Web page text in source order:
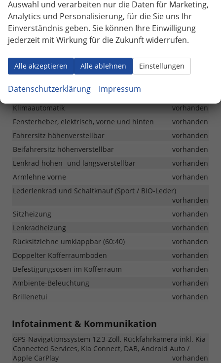
Antriebsart
Verbrennungsmotor (ICE)
Anzahl Sitzplätze
Anzahl Türen
5-türig
Serienausstattungen
Innen
Klimaautomatik
vorhanden
Fensterheber, elektrisch, vorne und hinten
vorhanden
Fahrersitz höhenverstellbar
vorhanden
Beifahrersitz höhenverstellbar
vorhanden
Lenkrad höhen- und längsverstellbar
vorhanden
Armlehne vorne
vorhanden
Lederlenkrad und Schaltknauf (Sport / BIO-Leder)
vorhanden
Sitzheizung
vorhanden
Lenkradheizung
vorhanden
Rücksitzlehne umklappbar (60:40)
vorhanden
Doppelter Kofferraumboden
vorhanden
Befestigungsösen im Kofferraum
vorhanden
Ambiente-Beleuchtung
vorhanden
Brillenetui
vorhanden
Infotainment & Kommunikation
GPS-Navigationssystem 12,3-Zoll, Rückfahrkamera inkl. Kia
Connected Services, Kia Connect, DAB, Android Auto /
Apple CarPlay
vorhanden
Auswahl und verarbeiten nur die Daten für Marketing,
Analytics und Personalisierung, für die Sie uns Ihr
Einverständnis geben. Sie können Ihre Einwilligung
jederzeit mit Wirkung für die Zukunft widerrufen.
Alle akzeptieren Alle ablehnen Einstellungen
Datenschutzerklärung Impressum